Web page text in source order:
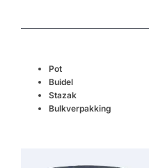
Pot
Buidel
Stazak
Bulkverpakking